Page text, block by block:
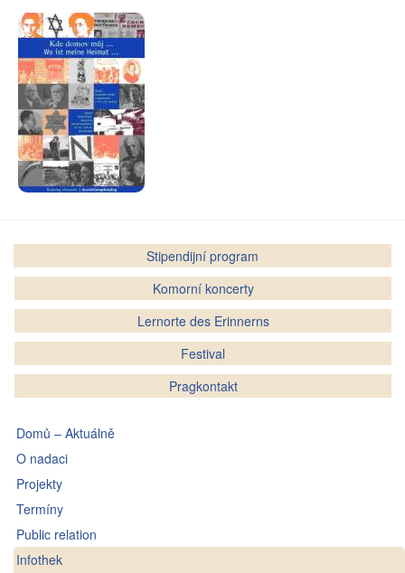
Stipendijní program
Komorní koncerty
Lernorte des Erinnerns
Festival
Pragkontakt
Domů – Aktuálně
O nadaci
Projekty
Termíny
Public relation
Infothek